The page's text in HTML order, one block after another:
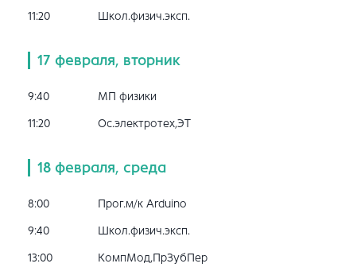
11:20 Школ.физич.эксп.
17 февраля, вторник
9:40 МП физики
11:20 Ос.электротех,ЭТ
18 февраля, среда
8:00 Прог.м/к Arduino
9:40 Школ.физич.эксп.
13:00 КомпМод,ПрЗубПер